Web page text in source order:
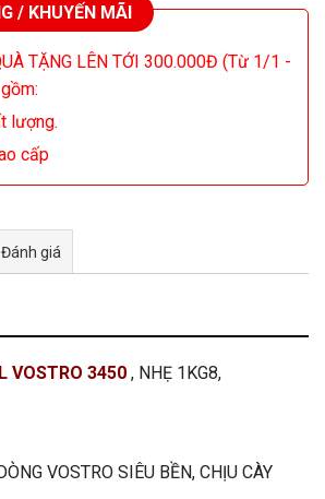
/ KHUYẾN MÃI
TẶNG LÊN TỚI 300.000Đ (Từ 1/1 -
lượng.
cấp
Đánh giá
Facebook
VOSTRO 3450 , NHẸ 1KG8,
VOSTRO SIÊU BỀN, CHỊU CÀY